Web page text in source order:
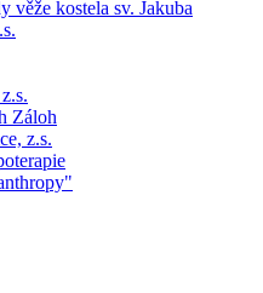
věže kostela sv. Jakuba
Záloh
z.s.